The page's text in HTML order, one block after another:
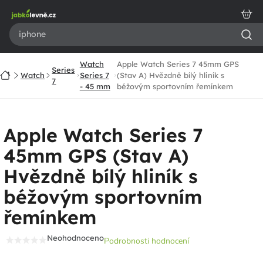
obsah
DomůWatch
Series
7
Watch
Series 7
- 45 mm
Apple Watch Series 7 45mm GPS
(Stav A) Hvězdně bílý hliník s
béžovým sportovním řemínkem
Apple Watch Series 7
45mm GPS (Stav A)
Hvězdně bílý hliník s
béžovým sportovním
řemínkem
NeohodnocenoPodrobnosti hodnocení